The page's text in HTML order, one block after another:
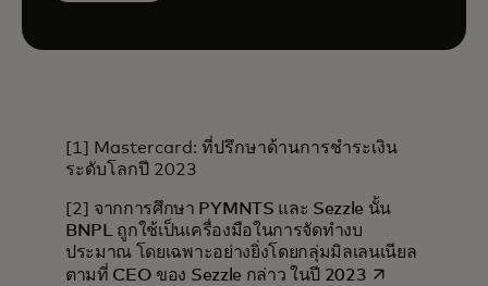
[1] Mastercard: ที่ปรึกษาด้านการชำระเงิน
ระดับโลกปี 2023
[2] จากการศึกษา PYMNTS และ Sezzle นั้น
BNPL ถูกใช้เป็นเครื่องมือในการจัดทำงบ
ประมาณ โดยเฉพาะอย่างยิ่งโดยกลุ่มมิลเลนเนียล
ตามที่ CEO ของ Sezzle กล่าว ในปี 2023opens in a